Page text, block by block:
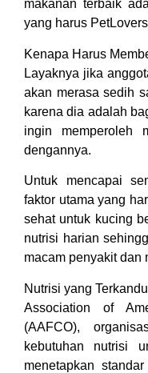
makanan terbaik
yang harus
Kenapa Harus
Layaknya jika
akan merasa sedih
karena dia adalah
ingin memperoleh
dengannya.
Untuk mencapai
faktor utama yang
sehat untuk kucing
nutrisi harian
macam penyakit dan
Nutrisi yang
Association of
(AAFCO),
kebutuhan nutrisi
menetapkan